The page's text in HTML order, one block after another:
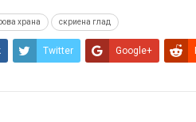
храна скриена глад
Twitter Google+